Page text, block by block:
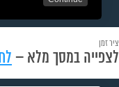
ציר זמן
לצפייה במסך מלא –